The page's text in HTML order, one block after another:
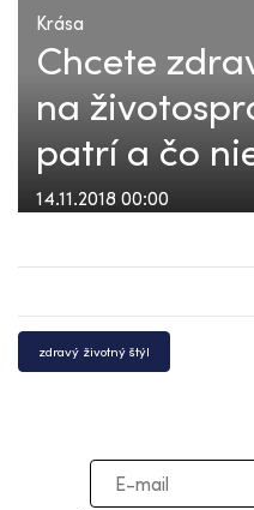
Krása
Chcete
na
patrí a čo
14.11.2018 00:00
zdravý životný štýl